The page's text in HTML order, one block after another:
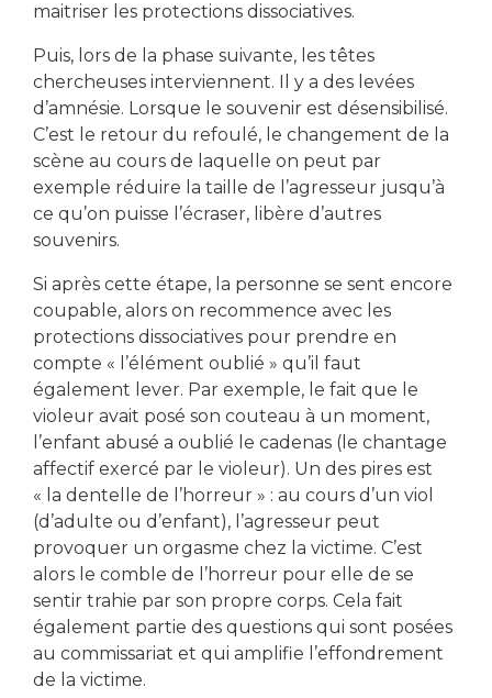
maitriser les protections dissociatives.
Puis, lors de la phase suivante, les têtes
chercheuses interviennent. Il y a des levées
d’amnésie. Lorsque le souvenir est désensibilisé.
C’est le retour du refoulé, le changement de la
scène au cours de laquelle on peut par
exemple réduire la taille de l’agresseur jusqu’à
ce qu’on puisse l’écraser, libère d’autres
souvenirs.
Si après cette étape, la personne se sent encore
coupable, alors on recommence avec les
protections dissociatives pour prendre en
compte « l’élément oublié » qu’il faut
également lever. Par exemple, le fait que le
violeur avait posé son couteau à un moment,
l’enfant abusé a oublié le cadenas (le chantage
affectif exercé par le violeur). Un des pires est
« la dentelle de l’horreur » : au cours d’un viol
(d’adulte ou d’enfant), l’agresseur peut
provoquer un orgasme chez la victime. C’est
alors le comble de l’horreur pour elle de se
sentir trahie par son propre corps. Cela fait
également partie des questions qui sont posées
au commissariat et qui amplifie l’effondrement
de la victime.